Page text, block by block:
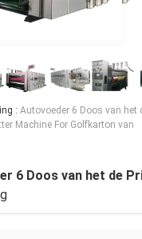
: Autovoeder 6 Doos van het
Machine For Golfkarton van
6 Doos van het de